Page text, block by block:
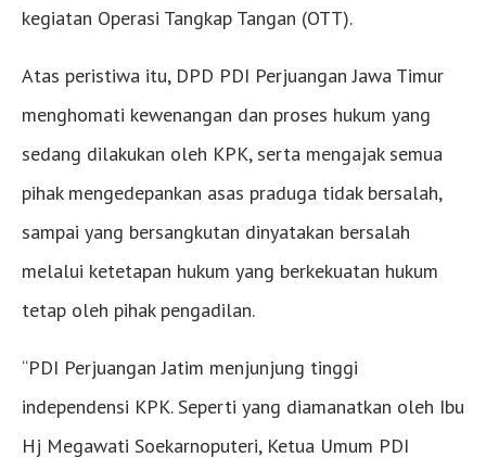
kegiatan Operasi Tangkap Tangan (OTT).
Atas peristiwa itu, DPD PDI Perjuangan Jawa Timur
menghomati kewenangan dan proses hukum yang
sedang dilakukan oleh KPK, serta mengajak semua
pihak mengedepankan asas praduga tidak bersalah,
sampai yang bersangkutan dinyatakan bersalah
melalui ketetapan hukum yang berkekuatan hukum
tetap oleh pihak pengadilan.
“PDI Perjuangan Jatim menjunjung tinggi
independensi KPK. Seperti yang diamanatkan oleh Ibu
Hj Megawati Soekarnoputeri, Ketua Umum PDI